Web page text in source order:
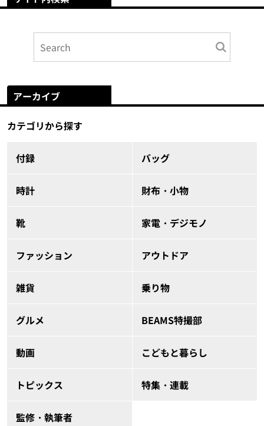
アーカイブ
カテゴリから探す
付録 バッグ
時計 財布・小物
靴 家電・デジモノ
ファッション アウトドア
雑貨 乗り物
グルメ BEAMS特撮部
動画 こどもと暮らし
トピックス 特集・連載
監修・執筆者